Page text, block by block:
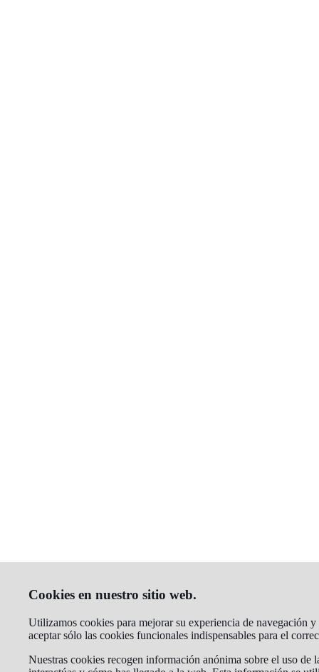
Cookies en nuestro sitio web.
Utilizamos cookies para mejorar su experiencia de navegación
aceptar sólo las cookies funcionales indispensables para el
Nuestras cookies recogen información anónima sobre el uso de